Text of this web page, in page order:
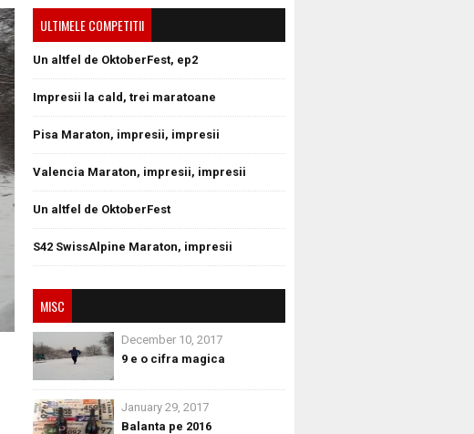
ULTIMELE COMPETITII
Un altfel de OktoberFest, ep2
Impresii la cald, trei maratoane
Pisa Maraton, impresii, impresii
Valencia Maraton, impresii, impresii
Un altfel de OktoberFest
S42 SwissAlpine Maraton, impresii
MISC
December 10, 2017
9 e o cifra magica
January 29, 2017
Balanta pe 2016